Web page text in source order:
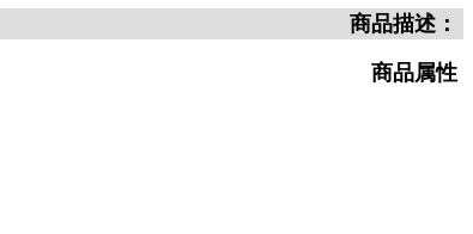
商品描述：
商品属性